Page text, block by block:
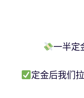
一半定
定金后我们